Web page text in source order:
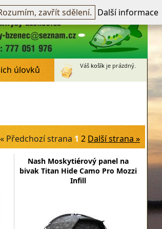
Nepřihlášen -přihlásit~Registrovat
úlovků Váš košík je prázdný.
« Předchozí strana 1 2 Další strana »
Nash Moskytiérový panel na
bivak Titan Hide Camo Pro Mozzi
Infill
zavřít sdělení. Další informace